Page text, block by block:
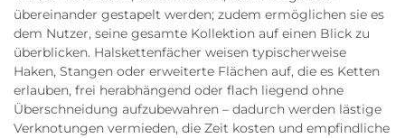
übereinander gestapelt werden; zudem ermöglichen sie es
dem Nutzer, seine gesamte Kollektion auf einen Blick zu
überblicken. Halskettenfächer weisen typischerweise
Haken, Stangen oder erweiterte Flächen auf, die es Ketten
erlauben, frei herabhängend oder flach liegend ohne
Überschneidung aufzubewahren – dadurch werden lästige
Verknotungen vermieden, die Zeit kosten und empfindliche